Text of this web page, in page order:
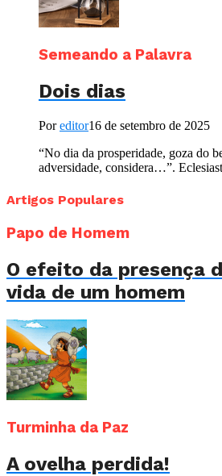
Semeando a Palavra
Dois dias
Poreditor16 de setembro de 2025
“No dia da prosperidade, goza do
adversidade, considera…”.
Artigos Populares
Papo de Homem
O efeito da presença
vida de um homem
Turminha da Paz
A ovelha perdida!